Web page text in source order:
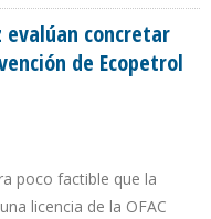
evalúan concretar
de Ecopetrol
poco factible que la
licencia de la OFAC